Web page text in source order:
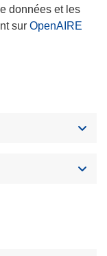
données et les
sur OpenAIRE